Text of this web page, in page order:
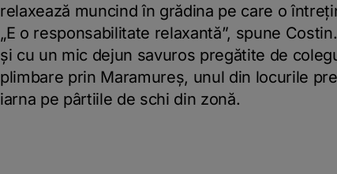
relaxează muncind în grădina pe care o
„E o responsabilitate relaxantă”, spune
și cu un mic dejun savuros pregătite de
plimbare prin Maramureș, unul din locurile
iarna pe pârtiile de schi din zonă.